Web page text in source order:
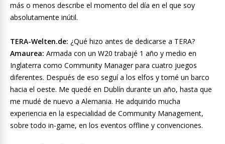
más o menos describe el momento del día en el que soy
absolutamente inútil.
TERA-Welten.de: ¿Qué hizo antes de dedicarse a TERA?
Amaurea: Armada con un W20 trabajé 1 año y medio en
Inglaterra como Community Manager para cuatro juegos
diferentes. Después de eso seguí a los elfos y tomé un barco
hacia el oeste. Me quedé en Dublín durante un año, hasta que
me mudé de nuevo a Alemania. He adquirido mucha
experiencia en la especialidad de Community Management,
sobre todo in-game, en los eventos offline y convenciones.